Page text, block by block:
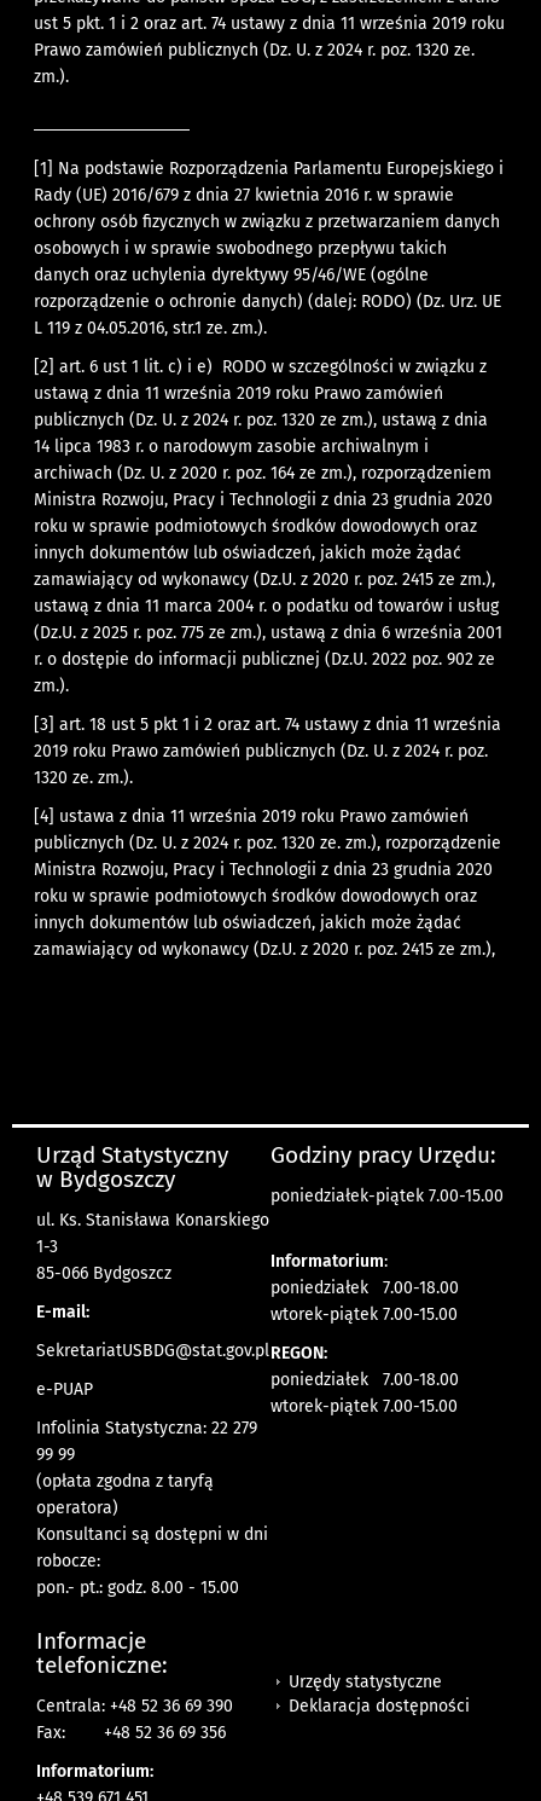
ust 5 pkt. 1 i 2 oraz art. 74 ustawy z dnia 11 września 2019 roku
Prawo zamówień publicznych (Dz. U. z 2024 r. poz. 1320 ze.
zm.).
[1] Na podstawie Rozporządzenia Parlamentu Europejskiego i
Rady (UE) 2016/679 z dnia 27 kwietnia 2016 r. w sprawie
ochrony osób fizycznych w związku z przetwarzaniem danych
osobowych i w sprawie swobodnego przepływu takich
danych oraz uchylenia dyrektywy 95/46/WE (ogólne
rozporządzenie o ochronie danych) (dalej: RODO) (Dz. Urz. UE
L 119 z 04.05.2016, str.1 ze. zm.).
[2] art. 6 ust 1 lit. c) i e) RODO w szczególności w związku z
ustawą z dnia 11 września 2019 roku Prawo zamówień
publicznych (Dz. U. z 2024 r. poz. 1320 ze zm.), ustawą z dnia
14 lipca 1983 r. o narodowym zasobie archiwalnym i
archiwach (Dz. U. z 2020 r. poz. 164 ze zm.), rozporządzeniem
Ministra Rozwoju, Pracy i Technologii z dnia 23 grudnia 2020
roku w sprawie podmiotowych środków dowodowych oraz
innych dokumentów lub oświadczeń, jakich może żądać
zamawiający od wykonawcy (Dz.U. z 2020 r. poz. 2415 ze zm.),
ustawą z dnia 11 marca 2004 r. o podatku od towarów i usług
(Dz.U. z 2025 r. poz. 775 ze zm.), ustawą z dnia 6 września 2001
r. o dostępie do informacji publicznej (Dz.U. 2022 poz. 902 ze
zm.).
[3] art. 18 ust 5 pkt 1 i 2 oraz art. 74 ustawy z dnia 11 września
2019 roku Prawo zamówień publicznych (Dz. U. z 2024 r. poz.
1320 ze. zm.).
[4] ustawa z dnia 11 września 2019 roku Prawo zamówień
publicznych (Dz. U. z 2024 r. poz. 1320 ze. zm.), rozporządzenie
Ministra Rozwoju, Pracy i Technologii z dnia 23 grudnia 2020
roku w sprawie podmiotowych środków dowodowych oraz
innych dokumentów lub oświadczeń, jakich może żądać
zamawiający od wykonawcy (Dz.U. z 2020 r. poz. 2415 ze zm.),
Urząd Statystyczny
w Bydgoszczy
ul. Ks. Stanisława Konarskiego
1-3
85-066 Bydgoszcz
E-mail:
SekretariatUSBDG@stat.gov.pl
e-PUAP
Infolinia Statystyczna: 22 279
99 99
(opłata zgodna z taryfą
operatora)
Konsultanci są dostępni w dni
robocze:
pon.- pt.: godz. 8.00 - 15.00
Godziny pracy Urzędu:
poniedziałek-piątek 7.00-15.00
Informatorium:
poniedziałek 7.00-18.00
wtorek-piątek 7.00-15.00
REGON:
poniedziałek 7.00-18.00
wtorek-piątek 7.00-15.00
Informacje
telefoniczne:
Centrala: +48 52 36 69 390
Fax:
+48 52 36 69 356
Informatorium:
Urzędy statystyczne
Deklaracja dostępności